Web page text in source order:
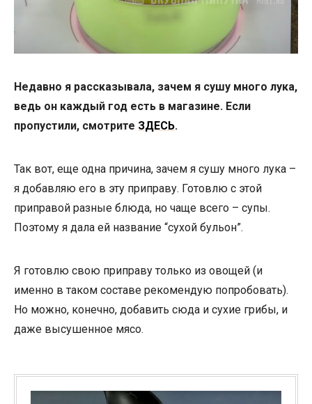
Недавно я рассказывала, зачем я сушу много лука,
ведь он каждый год есть в магазине. Если
пропустили, смотрите ЗДЕСЬ.
Так вот, еще одна причина, зачем я сушу много лука –
я добавляю его в эту приправу. Готовлю с этой
приправой разные блюда, но чаще всего – супы.
Поэтому я дала ей название “сухой бульон”.
Я готовлю свою приправу только из овощей (и
именно в таком составе рекомендую попробовать).
Но можно, конечно, добавить сюда и сухие грибы, и
даже высушенное мясо.